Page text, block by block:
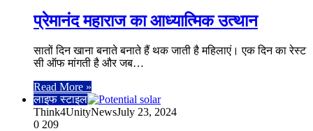
प्रेमानंद महाराज का आध्यात्मिक उत्थान
सातों दिन खाना बनाते बनाते हैं थक जाती है महिलाएं। एक दिन का रेस्ट
सी ऑफ मांगती है और जब…
Read More »
लाइफ स्टाइल
Think4UnityNewsJuly 23, 2024
0 209